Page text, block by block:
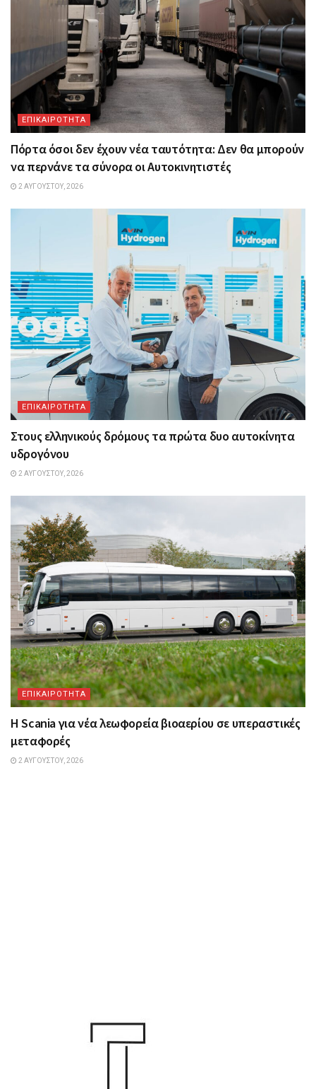
ΕΠΙΚΑΙΡΟΤΗΤΑ
Πόρτα όσοι δεν έχουν νέα ταυτότητα: Δεν θα μπορούν
να περνάνε τα σύνορα οι Αυτοκινητιστές
2 ΑΥΓΟΎΣΤΟΥ, 2026
ΕΠΙΚΑΙΡΟΤΗΤΑ
Στους ελληνικούς δρόμους τα πρώτα δυο αυτοκίνητα
υδρογόνου
2 ΑΥΓΟΎΣΤΟΥ, 2026
ΕΠΙΚΑΙΡΟΤΗΤΑ
Η Scania για νέα λεωφορεία βιοαερίου σε υπεραστικές
μεταφορές
2 ΑΥΓΟΎΣΤΟΥ, 2026